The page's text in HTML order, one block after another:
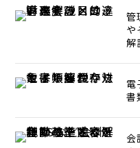
管
や
解
電
書
会